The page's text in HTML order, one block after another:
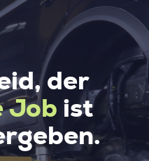
der
Job ist